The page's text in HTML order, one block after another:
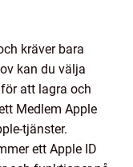
kräver bara
kan du välja
att lagra och
Medlem Apple
tjänster.
ett Apple ID